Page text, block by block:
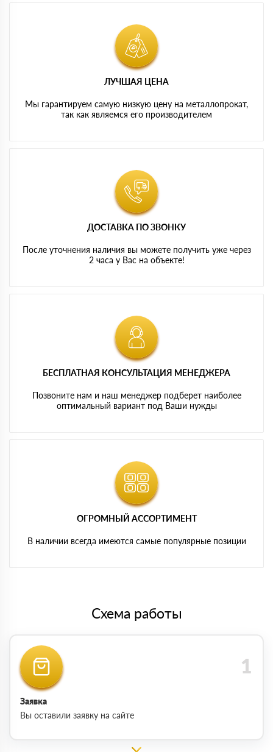
ЛУЧШАЯ ЦЕНА
Мы гарантируем самую низкую цену на металлопрокат,
так как являемся его производителем
ДОСТАВКА ПО ЗВОНКУ
После уточнения наличия вы можете получить уже через
2 часа у Вас на объекте!
БЕСПЛАТНАЯ КОНСУЛЬТАЦИЯ МЕНЕДЖЕРА
Позвоните нам и наш менеджер подберет наиболее
оптимальный вариант под Ваши нужды
ОГРОМНЫЙ АССОРТИМЕНТ
В наличии всегда имеются самые популярные позиции
Схема работы
Заявка
Вы оставили заявку на сайте